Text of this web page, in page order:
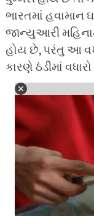
ભારતમાં હવામાન
જાન્યુઆરી
હોય છે, પરંતુ આ
કારણે ઠંડીમાં